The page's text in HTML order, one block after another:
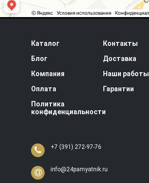
Каталог
Контакты
Блог
Доставка
Компания
Наши работы
Оплата
Гарантии
Политика
конфиденциальности
+7 (391) 272-97-76
info@24pamyatnik.ru